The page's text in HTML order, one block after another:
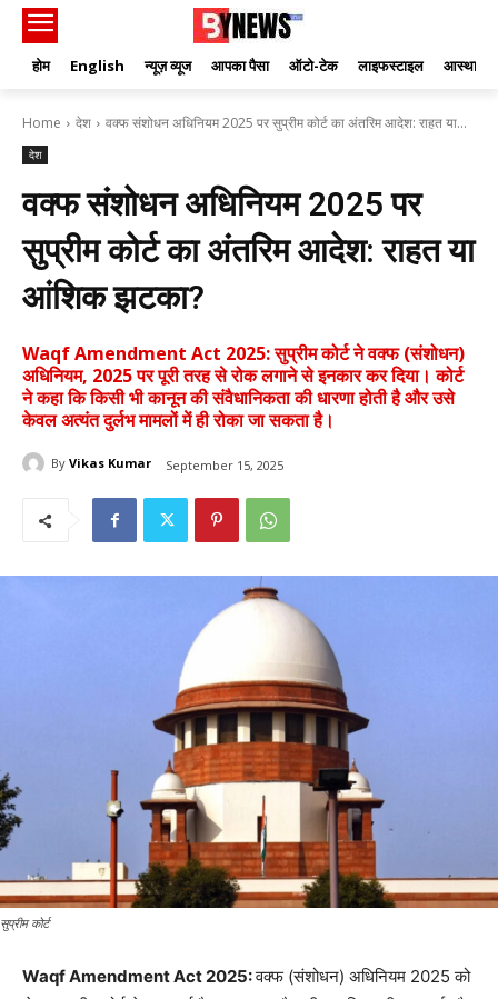
होम English न्यूज़ व्यूज आपका पैसा ऑटो-टेक लाइफस्टाइल आस्था
Home देश वक्फ संशोधन अधिनियम 2025 पर सुप्रीम कोर्ट का अंतरिम आदेश: राहत या...
देश
वक्फ संशोधन अधिनियम 2025 पर
सुप्रीम कोर्ट का अंतरिम आदेश: राहत या
आंशिक झटका?
Waqf Amendment Act 2025: सुप्रीम कोर्ट ने वक्फ (संशोधन)
अधिनियम, 2025 पर पूरी तरह से रोक लगाने से इनकार कर दिया। कोर्ट
ने कहा कि किसी भी कानून की संवैधानिकता की धारणा होती है और उसे
केवल अत्यंत दुर्लभ मामलों में ही रोका जा सकता है।
By Vikas Kumar September 15, 2025
सुप्रीम कोर्ट
Waqf Amendment Act 2025:वक्फ (संशोधन) अधिनियम 2025 को